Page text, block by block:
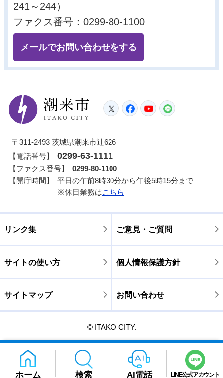
ホーム 検索 AI電話 LINE公式アカウント
241～244）
ファクス番号：0299-80-1100
メールでお問い合わせをする
潮来市
TwitterFacebook
YouTube
〒311-2493 茨城県潮来市辻626
【電話番号】
0299-63-1111
【ファクス番号】
0299-80-1100
【開庁時間】
平日の午前8時30分から午後5時15分まで
※休日業務はこちら
リンク集 ご意見・ご質問
サイトの使い方 個人情報保護方針
サイトマップ お問い合わせ
© ITAKO CITY.